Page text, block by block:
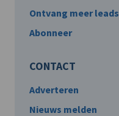
Ontvang meer leads
Abonneer
CONTACT
Adverteren
Nieuws melden